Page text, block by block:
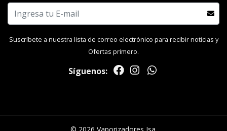
Suscríbete a nuestra lista de correo electrónico para recibir noticias y
Ofertas primero.
Síguenos: